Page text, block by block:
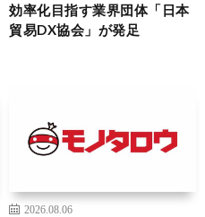
効率化目指す業界団体「日本
貿易DX協会」が発足
2026.08.06